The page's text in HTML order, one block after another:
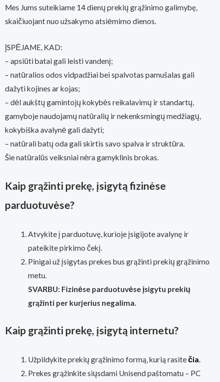
Mes Jums suteikiame 14 dienų prekių grąžinimo galimybę,
skaičiuojant nuo užsakymo atsiėmimo dienos.
ĮSPĖJAME, KAD:
– apsiūti batai gali leisti vandenį;
– natūralios odos vidpadžiai bei spalvotas pamušalas gali
dažyti kojines ar kojas;
– dėl aukštų gamintojų kokybės reikalavimų ir standartų,
gamyboje naudojamų natūralių ir nekenksmingų medžiagų,
kokybiška avalynė gali dažyti;
– natūrali batų oda gali skirtis savo spalva ir struktūra.
Šie natūralūs veiksniai nėra gamyklinis brokas.
Kaip grąžinti prekę, įsigytą fizinėse
parduotuvėse?
Atvykite į parduotuvę, kurioje įsigijote avalynę ir
pateikite pirkimo čekį.
Pinigai už įsigytas prekes bus grąžinti prekių grąžinimo
metu.
SVARBU: Fizinėse parduotuvėse įsigytu prekių
grąžinti per kurjerius negalima.
Kaip grąžinti prekę, įsigytą internetu?
Užpildykite prekių grąžinimo formą, kurią rasitečia.
Prekes grąžinkite siųsdami Unisend paštomatu – PC